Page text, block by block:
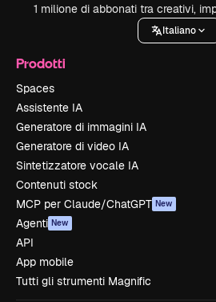
1 milione di abbonati tra creativi,
Italiano
Prodotti
Spaces
Assistente IA
Generatore di immagini IA
Generatore di video IA
Sintetizzatore vocale IA
Contenuti stock
MCP per Claude/ChatGPT New
Agenti New
API
App mobile
Tutti gli strumenti Magnific